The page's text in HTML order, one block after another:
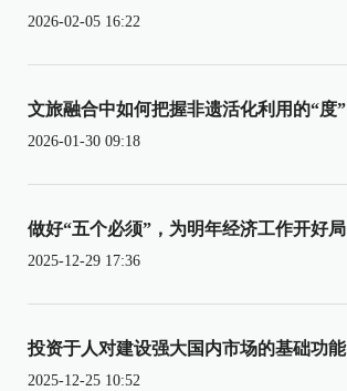
2026-02-05 16:22
文旅融合中如何把握非遗活化利用的“度”
2026-01-30 09:18
做好“五个必须”，为明年经济工作开好局
2025-12-29 17:36
投资于人对建设强大国内市场的基础功能
2025-12-25 10:52